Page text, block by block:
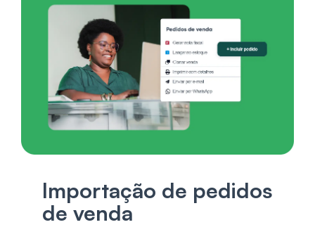
Importação de pedidos
de venda